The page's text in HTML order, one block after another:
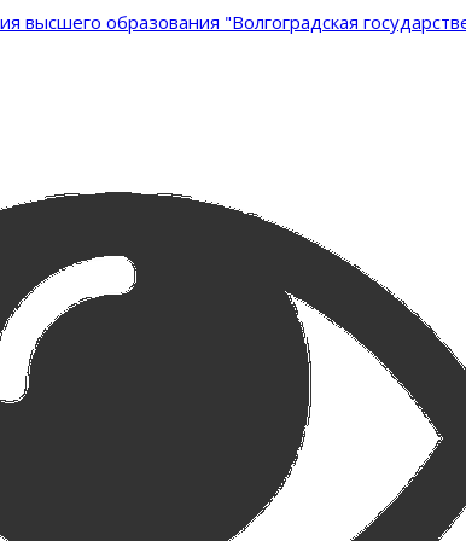
образования "Волгоградская